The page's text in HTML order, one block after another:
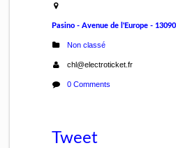
Pasino - Avenue de l'Europe -
Non classé
chl@electroticket.fr
0 Comments
Tweet